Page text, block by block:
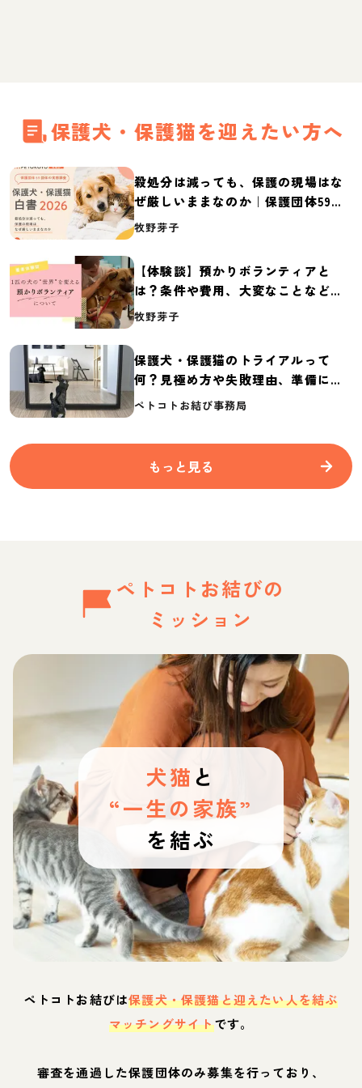
保護犬・保護猫を迎えたい方へ
殺処分は減っても、保護の現場はな
ぜ厳しいままなのか｜保護団体59団
体の実態調査【保護犬・保護猫白書
牧野芽子
【体験談】預かりボランティアと
は？条件や費用、大変なことなど紹
介
牧野芽子
保護犬・保護猫のトライアルって
何？見極め方や失敗理由、準備に必
要なものを紹介
ペトコトお結び事務局
もっと見る
ペトコトお結びの
ミッション
犬猫 と
“一生の家族”
を結ぶ
ペトコトお結びは保護犬・保護猫と迎えたい人を結ぶ
マッチングサイトです。
審査を通過した保護団体のみ募集を行っており、